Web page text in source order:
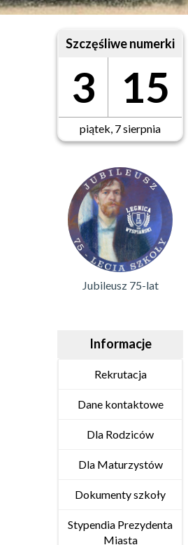
Szczęśliwe numerki
3 15
piątek, 7 sierpnia
Jubileusz 75-lat
Informacje
Rekrutacja
Dane kontaktowe
Dla Rodziców
Dla Maturzystów
Dokumenty szkoły
Stypendia Prezydenta
Miasta